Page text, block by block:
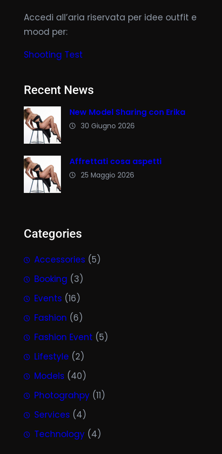
Accedi all’aria riservata per idee outfit e
mood per:
Shooting Test
Recent News
New Model Sharing con Erika
30 Giugno 2026
Affrettati cosa aspetti
25 Maggio 2026
Categories
Accessories (5)
Booking (3)
Events (16)
Fashion (6)
Fashion Event (5)
Lifestyle (2)
Models (40)
Photograhpy (11)
Services (4)
Technology (4)